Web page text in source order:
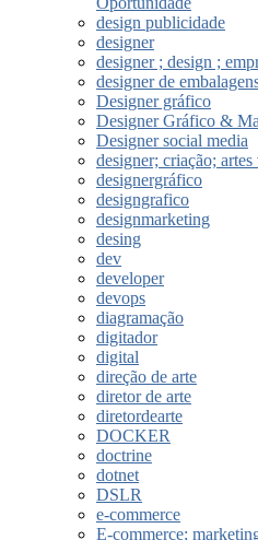
design publicidade
designer
designer ; design ;
designer de
Designer gráfico
Designer Gráfico &
Designer social media
designer; criação; artes
designergráfico
designgrafico
designmarketing
desing
dev
developer
devops
diagramação
digitador
digital
direção de arte
diretor de arte
diretordearte
DOCKER
doctrine
dotnet
DSLR
e-commerce
E-commerce;